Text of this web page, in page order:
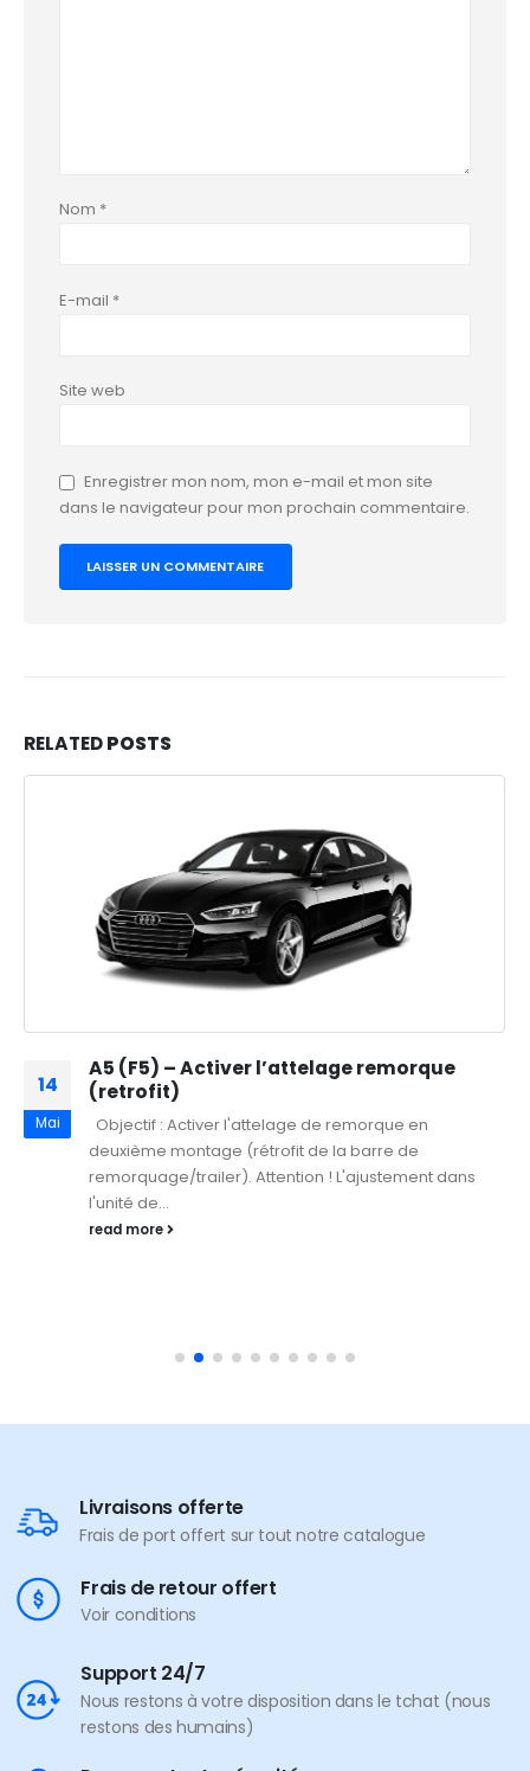
Nom *
E-mail *
Site web
Enregistrer mon nom, mon e-mail et mon site
dans le navigateur pour mon prochain commentaire.
RELATEDPOSTS
14
Mai
A5 (F5) – Activer l’attelage remorque
(retrofit)
Objectif : Activer l'attelage de remorque en
deuxième montage (rétrofit de la barre de
remorquage/trailer). Attention ! L'ajustement dans
l'unité de...
read more
Livraisons offerte
Frais de port offert sur tout notre catalogue
Frais de retour offert
Voir conditions
Support 24/7
Nous restons à votre disposition dans le tchat (nous
restons des humains)